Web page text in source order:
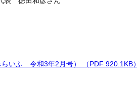
いふ 令和3年2月号） （PDF 920.1KB）